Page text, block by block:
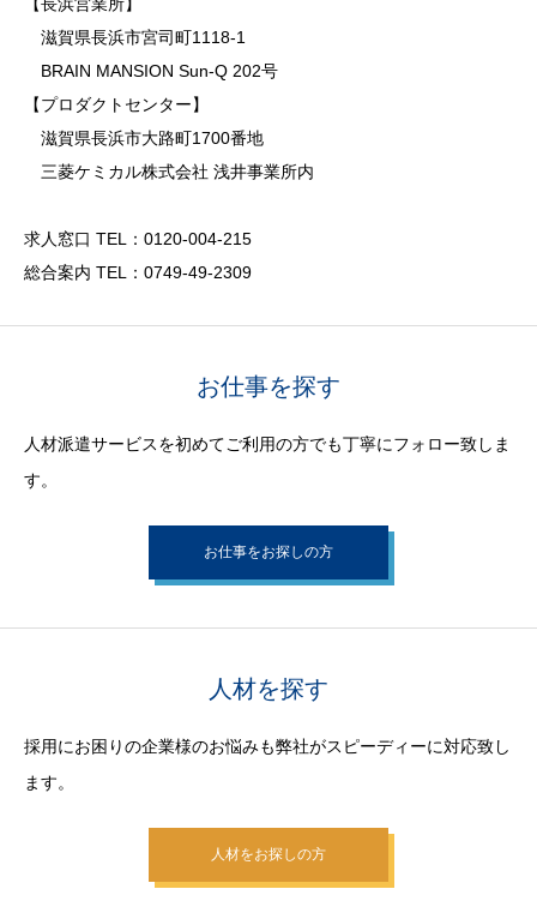
滋賀県長浜市宮司町1118-1
BRAIN MANSION Sun-Q 202号
【プロダクトセンター】
滋賀県長浜市大路町1700番地
三菱ケミカル株式会社 浅井事業所内
求人窓口 TEL：0120-004-215
総合案内 TEL：0749-49-2309
お仕事を探す
人材派遣サービスを初めてご利用の方でも丁寧にフォロー致しま
す。
お仕事をお探しの方
人材を探す
採用にお困りの企業様のお悩みも弊社がスピーディーに対応致し
ます。
人材をお探しの方